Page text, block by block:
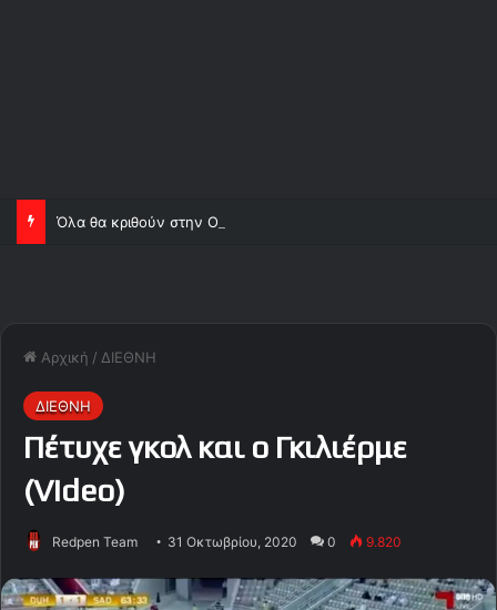
Όλα θα κριθούν στην Ολλανδία
Αρχική / ΔΙΕΘΝΗ
ΔΙΕΘΝΗ
Πέτυχε γκολ και ο Γκιλιέρμε
(Video)
Redpen Team 31 Οκτωβρίου, 2020 0 9.820